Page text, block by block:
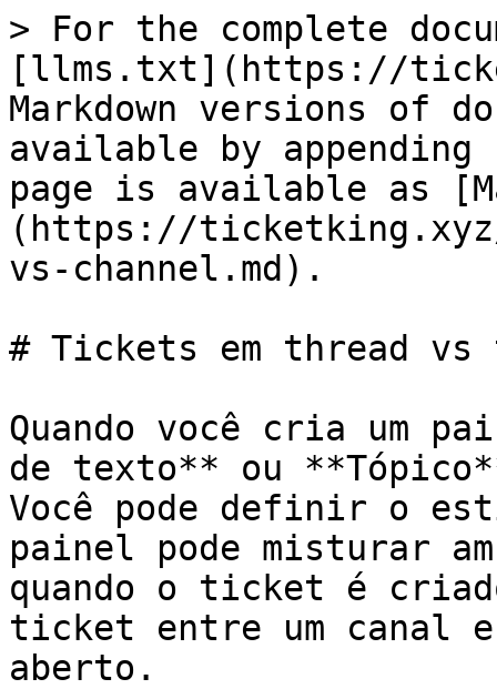
> For the complete
[llms.txt](https://
Markdown versions of
available by
page is available as
(https://
vs-channel.md).
# Tickets em thread vs
Quando você cria um
de texto** ou
Você pode definir o
painel pode misturar
quando o ticket é
ticket entre um canal
aberto.